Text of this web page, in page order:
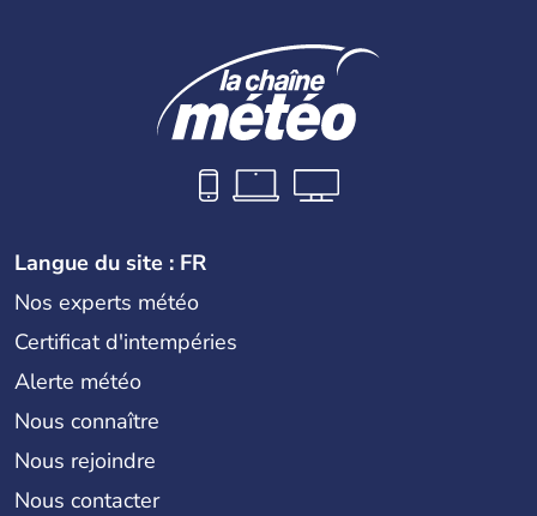
Langue du site : FR
Nos experts météo
Certificat d'intempéries
Alerte météo
Nous connaître
Nous rejoindre
Nous contacter